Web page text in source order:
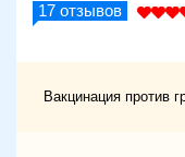
17 отзывов
Вакцинация против